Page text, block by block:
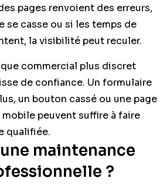
pages renvoient des erreurs,
se casse ou si les temps de
la visibilité peut reculer.
commercial plus discret
de confiance. Un formulaire
un bouton cassé ou une page
mobile peuvent suffire à faire
qualifiée.
maintenance
?